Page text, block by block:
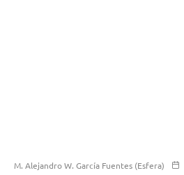
M. Alejandro W. García Fuentes (Esfera)